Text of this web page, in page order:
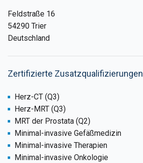
Feldstraße 16
54290 Trier
Deutschland
Zertifizierte Zusatzqualifizierungen
Herz-CT (Q3)
Herz-MRT (Q3)
MRT der Prostata (Q2)
Minimal-invasive Gefäßmedizin
Minimal-invasive Therapien
Minimal-invasive Onkologie